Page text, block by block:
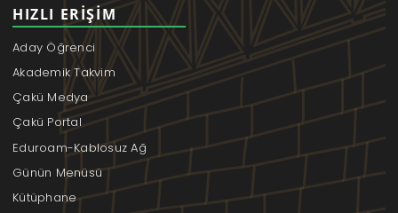
HIZLI ERIŞIM
Aday Öğrenci
Akademik Takvim
Çakü Medya
Çakü Portal
Eduroam-Kablosuz Ağ
Günün Menüsü
Kütüphane